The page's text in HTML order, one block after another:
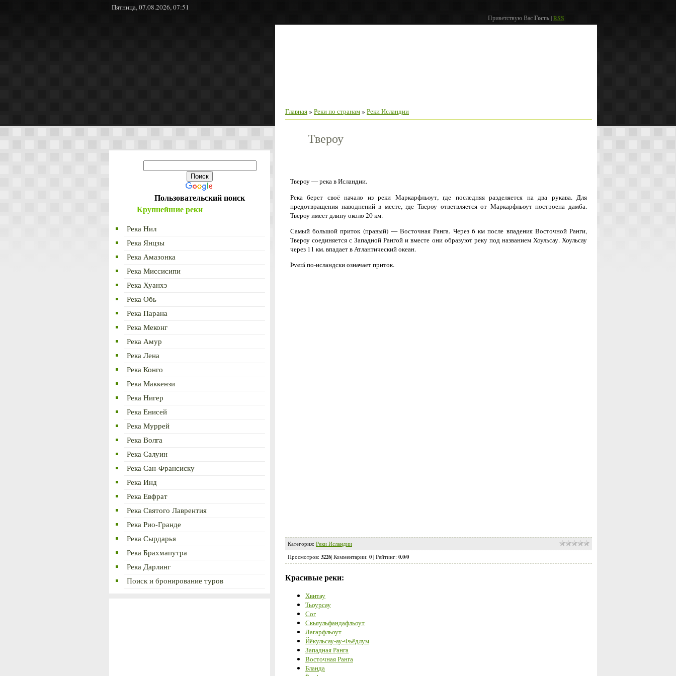
Пятница, 07.08.2026, 07:51
Приветствую ВасГость|RSS
Пользовательский поиск
Крупнейшие реки
Река Нил
Река Янцзы
Река Амазонка
Река Миссисипи
Река Хуанхэ
Река Обь
Река Парана
Река Меконг
Река Амур
Река Лена
Река Конго
Река Маккензи
Река Нигер
Река Енисей
Река Муррей
Река Волга
Река Салуин
Река Сан-Франсиску
Река Инд
Река Евфрат
Река Святого Лаврентия
Река Рио-Гранде
Река Сырдарья
Река Брахмапутра
Река Дарлинг
Поиск и бронирование туров
Главная» Реки по странам» Реки Исландии
Твероу
Твероу — река в Исландии.
Река берет своё начало из реки Маркарфльоут, где последняя разделяется на два рукава. Для
предотвращения наводнений в месте, где Твероу ответвляется от Маркарфльоут построена дамба.
Твероу имеет длину около 20 км.
Самый большой приток (правый) — Восточная Ранга. Через 6 км после впадения Восточной Ранги,
Твероу соединяется с Западной Рангой и вместе они образуют реку под названием Хоульсау. Хоульсау
через 11 км. впадает в Атлантический океан.
Þverá по-исландски означает приток.
Категория: Реки Исландии
Просмотров: 3226| Комментарии: 0 | Рейтинг: 0.0/0
Красивые реки:
Хвитау
Тьоурсау
Сог
Скьяульфандафльоут
Лагарфльоут
Йёкульсау-ау-Фьёдлум
Западная Ранга
Восточная Ранга
Бланда